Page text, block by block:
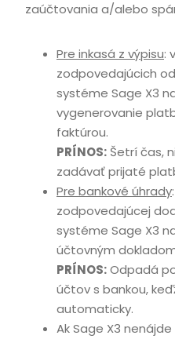
zaúčtovania a/alebo
Pre inkasá z výpisu:
zodpovedajúcich
systéme Sage X3
vygenerovanie
faktúrou.
PRÍNOS: Šetrí čas,
zadávať prijaté
Pre bankové úhrady
zodpovedajúcej
systéme Sage X3
účtovným
PRÍNOS:Odpadá
účtov s bankou,
automaticky.
Ak Sage X3